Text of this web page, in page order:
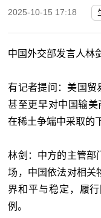
2025-10-15 17:18
中国外交部发言人林
有记者提问：美国贸
甚至更早对中国输
在稀土争端中采取的
林剑：中方的主管部
场，中国依法对相关
界和平与稳定，履
例。